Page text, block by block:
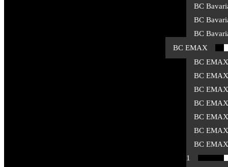
BC
BC
BC
BC EMAX
BC
BC
BC
BC
BC
BC
BC
1